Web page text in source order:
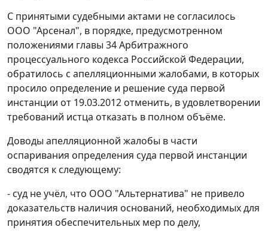
С принятыми судебными актами не согласилось
ООО "Арсенал", в порядке, предусмотренном
положениями главы 34Арбитражного
процессуального кодекса Российской Федерации,
обратилось с апелляционными жалобами, в которых
просило определение и решение суда первой
инстанции от 19.03.2012 отменить, в удовлетворении
требований истца отказать в полном объёме.
Доводы апелляционной жалобы в части
оспаривания определения суда первой инстанции
сводятся к следующему:
- суд не учёл, что ООО "Альтернатива" не привело
доказательств наличия оснований, необходимых для
принятия обеспечительных мер по делу,